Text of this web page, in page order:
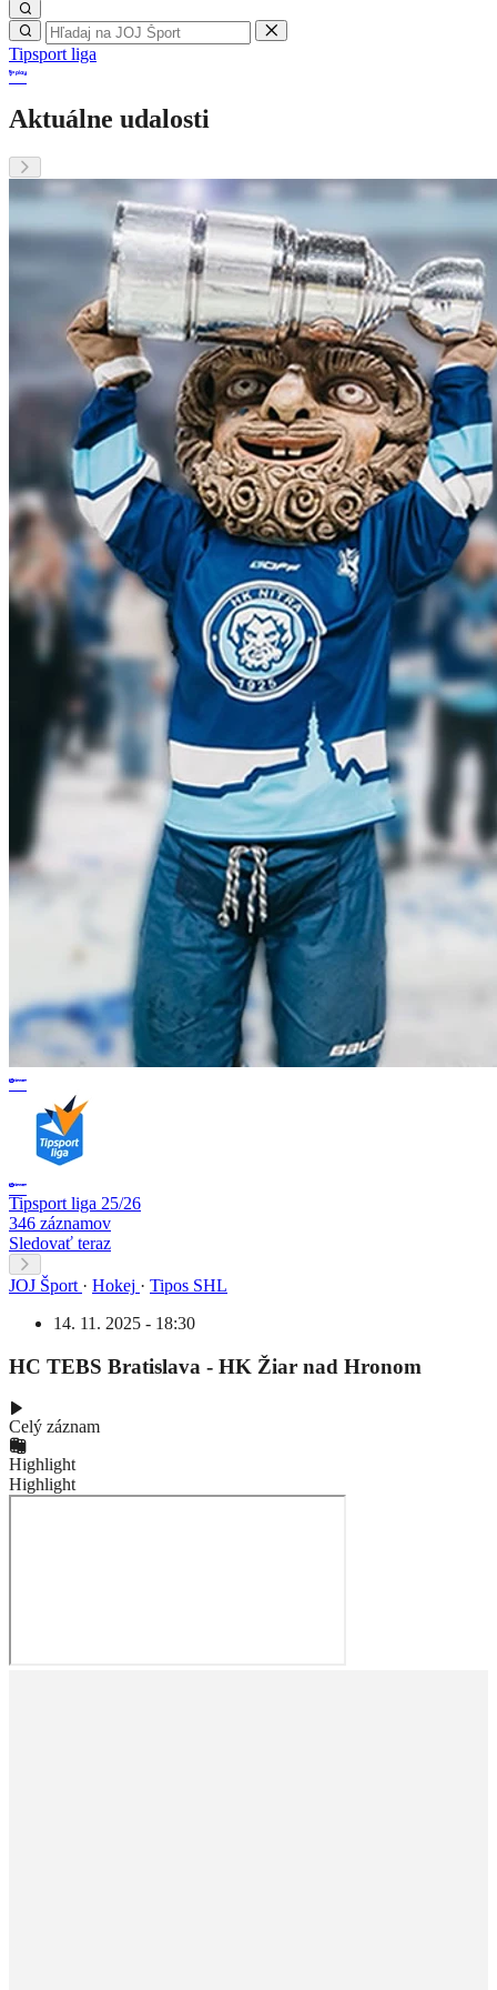
Tipsport liga
Aktuálne udalosti
Tipsport liga 25/26
346 záznamov
Sledovať teraz
JOJ Šport · Hokej · Tipos SHL
14. 11. 2025 - 18:30
HC TEBS Bratislava - HK Žiar nad Hronom
Celý záznam
Highlight
Highlight